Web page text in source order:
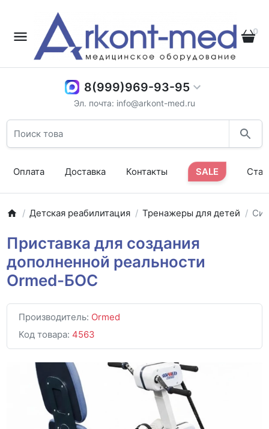
0
8(999)969-93-95
Эл. почта: info@arkont-med.ru
Оплата Доставка Контакты SALE
Детская реабилитация Тренажеры для детей
Приставка для создания
дополненной реальности
Ormed-БОС
Производитель: Ormed
Код товара: 4563